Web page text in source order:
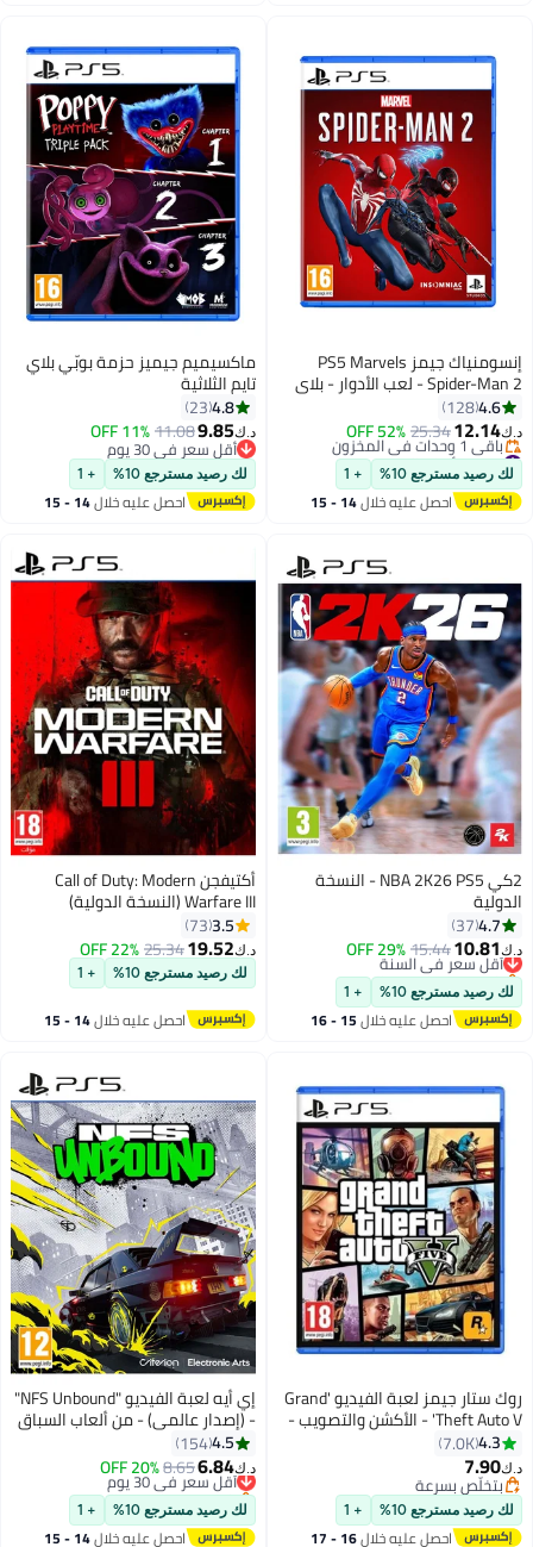
إنسومنياك جيمز PS5 Marvels
Spider-Man 2 - لعب الأدوار - بلاي
ستيشن 5 (PS5)
4.6
128
د.ك‏12.14
25.34
52% OFF
#8 في ألعاب الفيديو
أقل سعر في السنة
باقي 1 وحدات في المخزون
#8 في ألعاب الفيديو
لك رصيد مسترجع 10% + 1
احصل عليه خلال 14 - 15
ماكسيميم جيميز حزمة بوبّي بلاي
تايم الثلاثية
4.8
23
د.ك‏9.85
11.08
11% OFF
أقل سعر في 30 يوم
أقل سعر في 30 يوم
لك رصيد مسترجع 10% + 1
احصل عليه خلال 14 - 15
2كي NBA 2K26 PS5 - النسخة
الدولية
4.7
37
د.ك‏10.81
15.44
29% OFF
أقل سعر في السنة
باقي 1 وحدات في المخزون
أقل سعر في السنة
لك رصيد مسترجع 10% + 1
احصل عليه خلال 15 - 16
أكتيفجن Call of Duty: Modern
Warfare III (النسخة الدولية)
3.5
73
د.ك‏19.52
25.34
22% OFF
لك رصيد مسترجع 10% + 1
احصل عليه خلال 14 - 15
روك ستار جيمز لعبة الفيديو 'Grand
Theft Auto V' - الأكشن والتصويب -
playstation_5_ps5
4.3
7.0K
د.ك‏7.90
بتخلّص بسرعة
بتخلّص بسرعة
لك رصيد مسترجع 10% + 1
احصل عليه خلال 16 - 17
إي أيه لعبة الفيديو "NFS Unbound"
- (إصدار عالمي) - من ألعاب السباق
- playstation_5_ps5
4.5
154
د.ك‏6.84
8.65
20% OFFأقل سعر في 30 يوم
باقي 1 وحدات في المخزون
أقل سعر في 30 يوم
لك رصيد مسترجع 10% + 1
احصل عليه خلال 14 - 15